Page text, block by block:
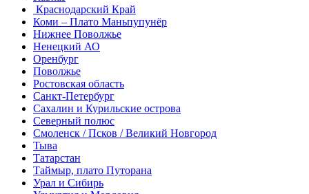
Краснодарский Край
Коми – Плато Маньпупунёр
Нижнее Поволжье
Ненецкий АО
Оренбург
Поволжье
Ростовская область
Санкт-Петербург
Сахалин и Курильские острова
Северный полюс
Смоленск / Псков / Великий Новгород
Тыва
Татарстан
Таймыр, плато Путорана
Урал и Сибирь